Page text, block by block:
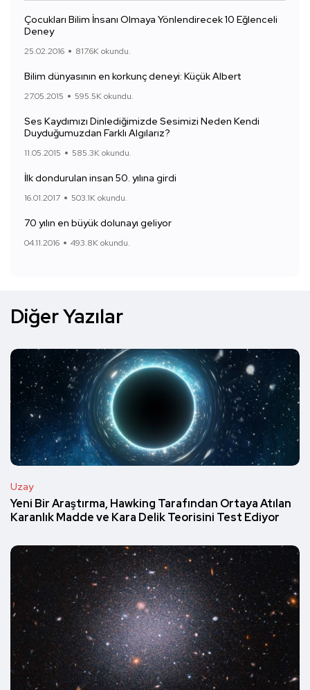
Çocukları Bilim İnsanı Olmaya Yönlendirecek 10 Eğlenceli
Deney
25.02.2016 817.6K okundu.
Bilim dünyasının en korkunç deneyi: Küçük Albert
27.05.2015 595.5K okundu.
Ses Kaydımızı Dinlediğimizde Sesimizi Neden Kendi
Duyduğumuzdan Farklı Algılarız?
11.05.2015 585.3K okundu.
İlk dondurulan insan 50. yılına girdi
16.01.2017 503.1K okundu.
70 yılın en büyük dolunayı geliyor
04.11.2016 493.8K okundu.
Diğer Yazılar
Uzay
Yeni Bir Araştırma, Hawking Tarafından Ortaya Atılan
Karanlık Madde ve Kara Delik Teorisini Test Ediyor